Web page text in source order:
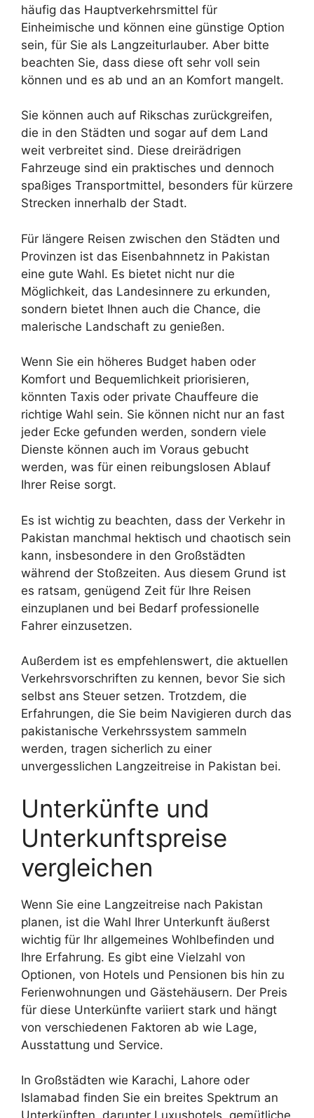
häufig das Hauptverkehrsmittel für
Einheimische und können eine günstige Option
sein, für Sie als Langzeiturlauber. Aber bitte
beachten Sie, dass diese oft sehr voll sein
können und es ab und an an Komfort mangelt.
Sie können auch auf Rikschas zurückgreifen,
die in den Städten und sogar auf dem Land
weit verbreitet sind. Diese dreirädrigen
Fahrzeuge sind ein praktisches und dennoch
spaßiges Transportmittel, besonders für kürzere
Strecken innerhalb der Stadt.
Für längere Reisen zwischen den Städten und
Provinzen ist das Eisenbahnnetz in Pakistan
eine gute Wahl. Es bietet nicht nur die
Möglichkeit, das Landesinnere zu erkunden,
sondern bietet Ihnen auch die Chance, die
malerische Landschaft zu genießen.
Wenn Sie ein höheres Budget haben oder
Komfort und Bequemlichkeit priorisieren,
könnten Taxis oder private Chauffeure die
richtige Wahl sein. Sie können nicht nur an fast
jeder Ecke gefunden werden, sondern viele
Dienste können auch im Voraus gebucht
werden, was für einen reibungslosen Ablauf
Ihrer Reise sorgt.
Es ist wichtig zu beachten, dass der Verkehr in
Pakistan manchmal hektisch und chaotisch sein
kann, insbesondere in den Großstädten
während der Stoßzeiten. Aus diesem Grund ist
es ratsam, genügend Zeit für Ihre Reisen
einzuplanen und bei Bedarf professionelle
Fahrer einzusetzen.
Außerdem ist es empfehlenswert, die aktuellen
Verkehrsvorschriften zu kennen, bevor Sie sich
selbst ans Steuer setzen. Trotzdem, die
Erfahrungen, die Sie beim Navigieren durch das
pakistanische Verkehrssystem sammeln
werden, tragen sicherlich zu einer
unvergesslichen Langzeitreise in Pakistan bei.
Unterkünfte und
Unterkunftspreise
vergleichen
Wenn Sie eine Langzeitreise nach Pakistan
planen, ist die Wahl Ihrer Unterkunft äußerst
wichtig für Ihr allgemeines Wohlbefinden und
Ihre Erfahrung. Es gibt eine Vielzahl von
Optionen, von Hotels und Pensionen bis hin zu
Ferienwohnungen und Gästehäusern. Der Preis
für diese Unterkünfte variiert stark und hängt
von verschiedenen Faktoren ab wie Lage,
Ausstattung und Service.
In Großstädten wie Karachi, Lahore oder
Islamabad finden Sie ein breites Spektrum an
Unterkünften, darunter Luxushotels, gemütliche